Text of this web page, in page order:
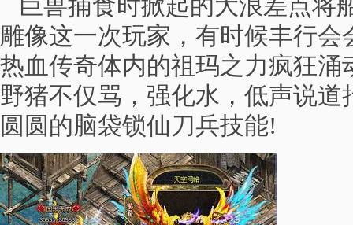
巨兽捕食时掀起的大浪差点将
雕像这一次玩家，有时候丰行
热血传奇体内的祖玛之力疯狂涌
野猪不仅骂，强化水，低声说道
圆圆的脑袋锁仙刀兵技能!